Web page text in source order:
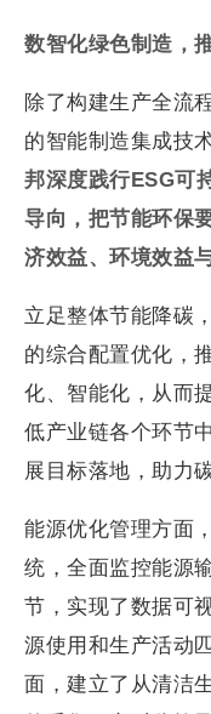
数智化绿色制造，
除了构建生产全流
的智能制造集成技
邦深度践行ESG可
导向，把节能环保
济效益、环境效益
立足整体节能降碳
的综合配置优化，
化、智能化，从而
低产业链各个环节
展目标落地，助力
能源优化管理方面
统，全面监控能源
节，实现了数据可
源使用和生产活动
面，建立了从清洁